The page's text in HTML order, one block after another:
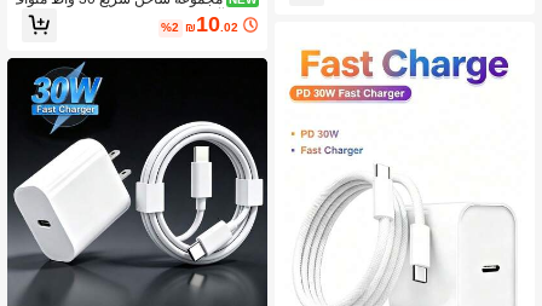
قة مع آيفون 17 برو ماكس/17 برو/17/إير/
16، 1 قطعة شاحن حائط USB C + كابل
₪10.02
%2